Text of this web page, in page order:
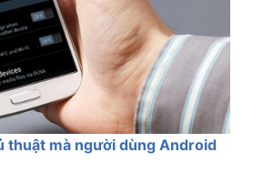
thuật mà người dùng Android